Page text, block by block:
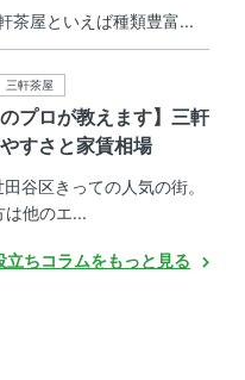
茶屋といえば種類豊富...
三軒茶屋
のプロが教えます】三軒
すさと家賃相場
谷区きっての人気の街。
は他のエ...
立ちコラムをもっと見る